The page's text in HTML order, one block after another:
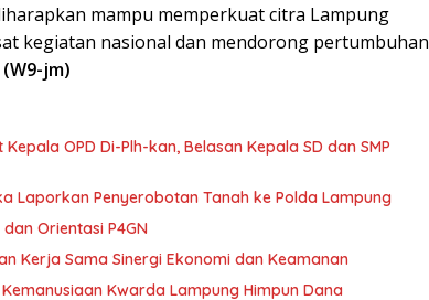
mampu memperkuat citra Lampung
kegiatan nasional dan mendorong pertumbuhan
(W9-jm)
OPD Di-Plh-kan, Belasan Kepala SD dan SMP
Laporkan Penyerobotan Tanah ke Polda Lampung
Orientasi P4GN
Kerja Sama Sinergi Ekonomi dan Keamanan
Kwarda Lampung Himpun Dana